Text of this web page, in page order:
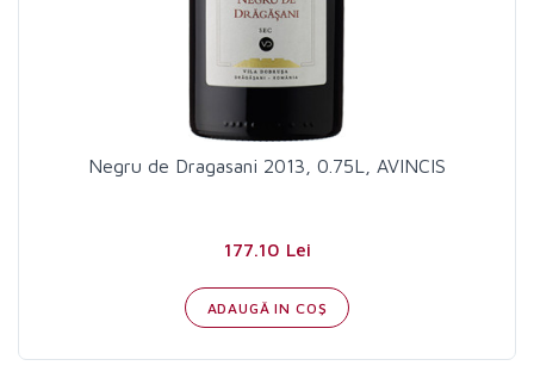
Negru de Dragasani 2013, 0.75L, AVINCIS
177.10 Lei
ADAUGĂ IN COŞ